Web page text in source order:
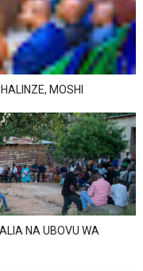
MOSHI
NA UBOVU WA